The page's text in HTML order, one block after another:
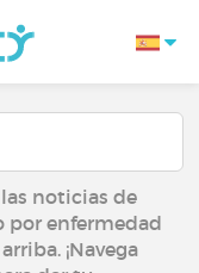
noticias de
por enfermedad
¡Navega